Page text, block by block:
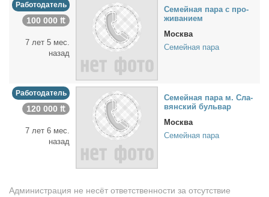
Работодатель
100 000 ₶
7 лет 5 мес.
назад
Се­мей­ная па­ра с про­
жи­ва­ни­ем
Москва
Семейная пара
Работодатель
120 000 ₶
7 лет 6 мес.
назад
Се­мей­ная па­ра м. Сла­
вян­ский буль­вар
Москва
Семейная пара
Администрация не несёт ответственности за отсутствие